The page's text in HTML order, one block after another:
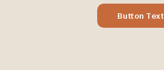
Button Text
Button Text